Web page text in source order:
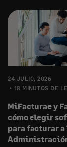
24 JULIO, 2026
18 MINUTOS DE
MiFacturae y
cómo elegir
para facturar a